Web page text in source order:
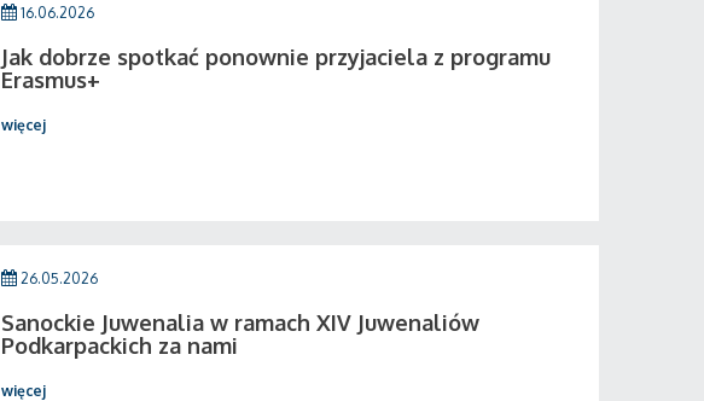
16.06.2026
Jak dobrze spotkać ponownie przyjaciela z programu
Erasmus+
więcej
26.05.2026
Sanockie Juwenalia w ramach XIV Juwenaliów
Podkarpackich za nami
więcej